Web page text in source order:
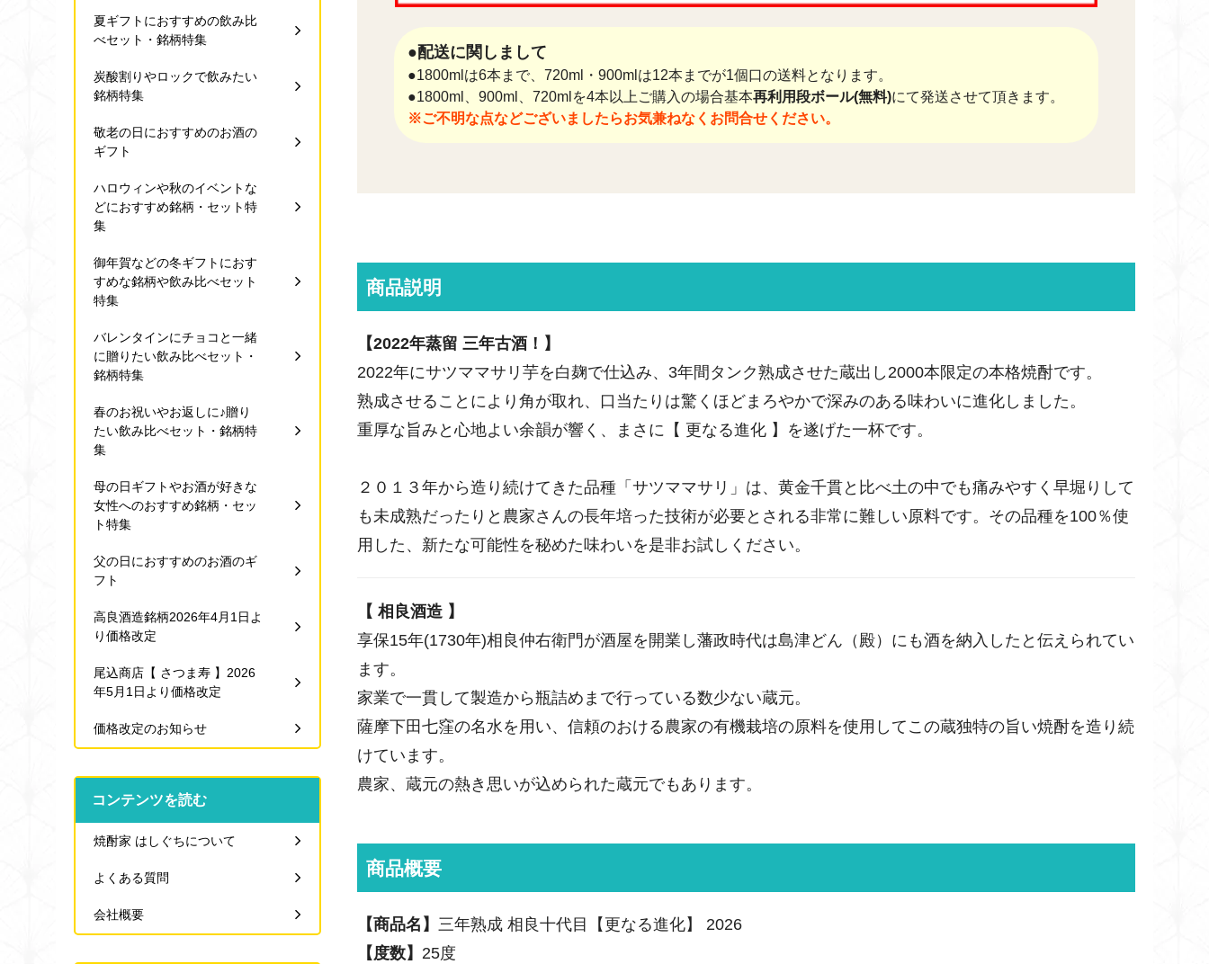
●配送に関しまして
●1800mlは6本まで、720ml・900mlは12本までが1個口の送料となります。
●1800ml、900ml、720mlを4本以上ご購入の場合基本再利用段ボール(無料)にて発送させて頂きます。
※ご不明な点などございましたらお気兼ねなくお問合せください。
商品説明
【2022年蒸留 三年古酒！】
2022年にサツママサリ芋を白麹で仕込み、3年間タンク熟成させた蔵出し2000本限定の本格焼酎です。
熟成させることにより角が取れ、口当たりは驚くほどまろやかで深みのある味わいに進化しました。
重厚な旨みと心地よい余韻が響く、まさに【 更なる進化 】を遂げた一杯です。
２０１３年から造り続けてきた品種「サツママサリ」は、黄金千貫と比べ土の中でも痛みやすく早堀りして
も未成熟だったりと農家さんの長年培った技術が必要とされる非常に難しい原料です。その品種を100％使
用した、新たな可能性を秘めた味わいを是非お試しください。
【 相良酒造 】
享保15年(1730年)相良仲右衛門が酒屋を開業し藩政時代は島津どん（殿）にも酒を納入したと伝えられてい
ます。
家業で一貫して製造から瓶詰めまで行っている数少ない蔵元。
薩摩下田七窪の名水を用い、信頼のおける農家の有機栽培の原料を使用してこの蔵独特の旨い焼酎を造り続
けています。
農家、蔵元の熱き思いが込められた蔵元でもあります。
商品概要
【商品名】 三年熟成 相良十代目【更なる進化】 2026
【度数】 25度
夏ギフトにおすすめの飲み比
べセット・銘柄特集
炭酸割りやロックで飲みたい
銘柄特集
敬老の日におすすめのお酒の
ギフト
ハロウィンや秋のイベントな
どにおすすめ銘柄・セット特
集
御年賀などの冬ギフトにおす
すめな銘柄や飲み比べセット
特集
バレンタインにチョコと一緒
に贈りたい飲み比べセット・
銘柄特集
春のお祝いやお返しに♪贈り
たい飲み比べセット・銘柄特
集
母の日ギフトやお酒が好きな
女性へのおすすめ銘柄・セッ
ト特集
父の日におすすめのお酒のギ
フト
高良酒造銘柄2026年4月1日よ
り価格改定
尾込商店【 さつま寿 】2026
年5月1日より価格改定
価格改定のお知らせ
コンテンツを読む
焼酎家 はしぐちについて
よくある質問
会社概要